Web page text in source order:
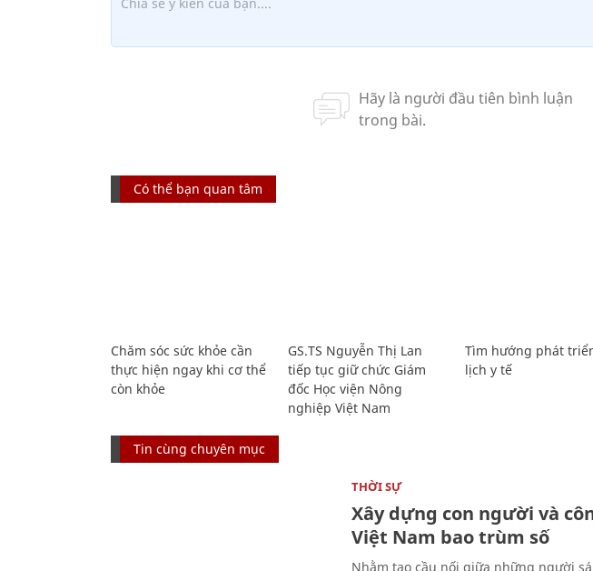
Có thể bạn quan tâm
Chăm sóc sức khỏe cần
thực hiện ngay khi cơ thể
còn khỏe
GS.TS Nguyễn Thị Lan
tiếp tục giữ chức Giám
đốc Học viện Nông
nghiệp Việt Nam
Tìm hướng phát
lịch y tế
Tin cùng chuyên mục
THỜI SỰ
Xây dựng con người và
Việt Nam bao trùm số
Nhằm tạo cầu nối giữa những người